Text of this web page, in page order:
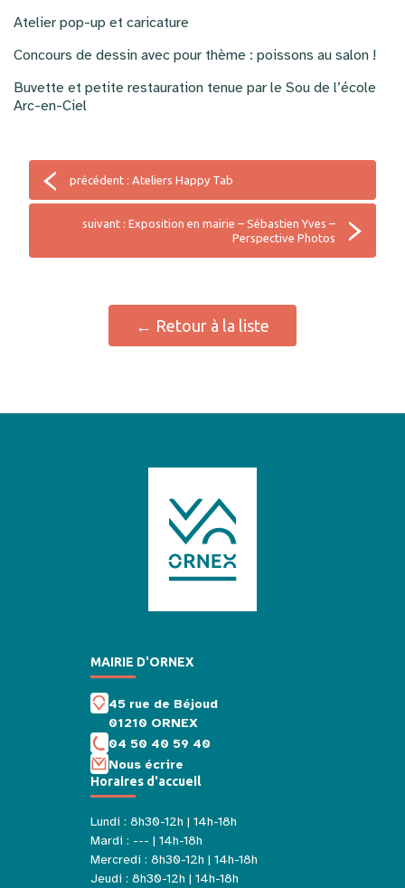
Atelier pop-up et caricature
Concours de dessin avec pour thème : poissons au salon !
Buvette et petite restauration tenue par le Sou de l’école
Arc-en-Ciel
précédent : Ateliers Happy Tab
suivant : Exposition en mairie – Sébastien Yves –
Perspective Photos
← Retour à la liste
MAIRIE D'ORNEX
45 rue de Béjoud
01210 ORNEX
04 50 40 59 40
Nous écrire
Horaires d'accueil
Lundi : 8h30-12h | 14h-18h
Mardi : --- | 14h-18h
Mercredi : 8h30-12h | 14h-18h
Jeudi : 8h30-12h | 14h-18h